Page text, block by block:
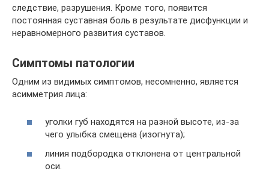
следствие, разрушения. Кроме того, появится
постоянная суставная боль в результате дисфункции и
неравномерного развития суставов.
Симптомы патологии
Одним из видимых симптомов, несомненно, является
асимметрия лица:
уголки губ находятся на разной высоте, из-за
чего улыбка смещена (изогнута);
линия подбородка отклонена от центральной
оси.